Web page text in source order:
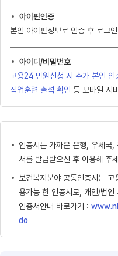
아이핀인증
본인 아이핀정보로 인증 후 로그
아이디/비밀번호
고용24 민원신청 시 추가 본인 인
직업훈련 출석 확인 등 모바일 서
인증서는 가까운 은행, 우체국
서를 발급받으신 후 이용해 주
보건복지분야 공동인증서는
용가능 한 인증서로, 개인/법
인증서안내 바로가기 :
do